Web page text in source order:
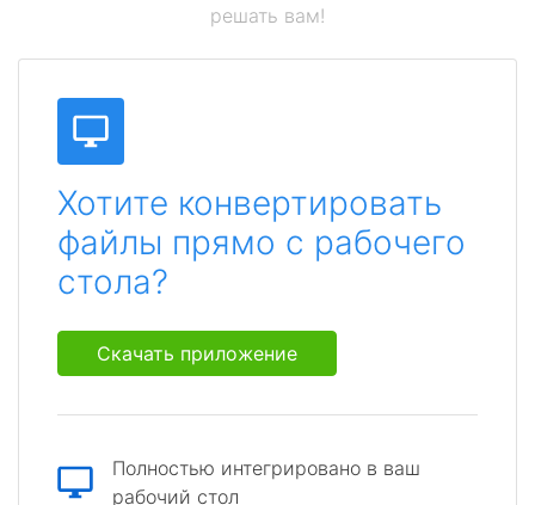
решать вам!
Хотите конвертировать
файлы прямо с рабочего
стола?
Скачать приложение
Полностью интегрировано в ваш
рабочий стол